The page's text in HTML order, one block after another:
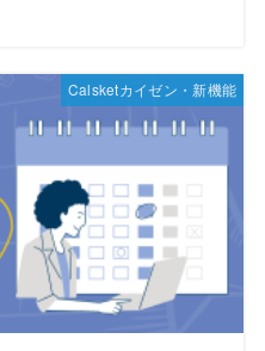
Calsketカイゼン・新機能